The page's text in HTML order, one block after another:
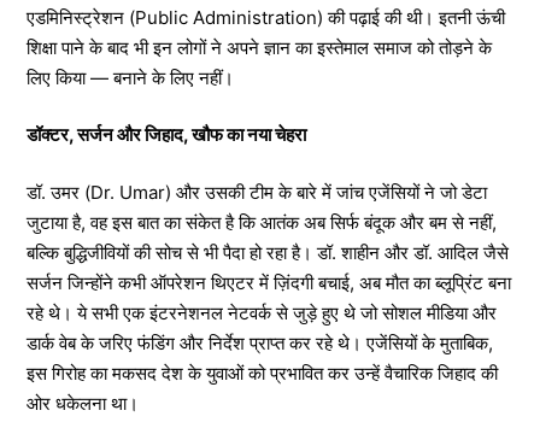
एडमिनिस्ट्रेशन (Public Administration) की पढ़ाई की थी। इतनी ऊंची
शिक्षा पाने के बाद भी इन लोगों ने अपने ज्ञान का इस्तेमाल समाज को तोड़ने के
लिए किया — बनाने के लिए नहीं।
डॉक्टर, सर्जन और जिहाद, खौफ का नया चेहरा
डॉ. उमर (Dr. Umar) और उसकी टीम के बारे में जांच एजेंसियों ने जो डेटा
जुटाया है, वह इस बात का संकेत है कि आतंक अब सिर्फ बंदूक और बम से नहीं,
बल्कि बुद्धिजीवियों की सोच से भी पैदा हो रहा है। डॉ. शाहीन और डॉ. आदिल जैसे
सर्जन जिन्होंने कभी ऑपरेशन थिएटर में ज़िंदगी बचाई, अब मौत का ब्लूप्रिंट बना
रहे थे। ये सभी एक इंटरनेशनल नेटवर्क से जुड़े हुए थे जो सोशल मीडिया और
डार्क वेब के जरिए फंडिंग और निर्देश प्राप्त कर रहे थे। एजेंसियों के मुताबिक,
इस गिरोह का मकसद देश के युवाओं को प्रभावित कर उन्हें वैचारिक जिहाद की
ओर धकेलना था।